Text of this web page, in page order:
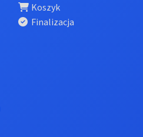
Koszyk
Finalizacja